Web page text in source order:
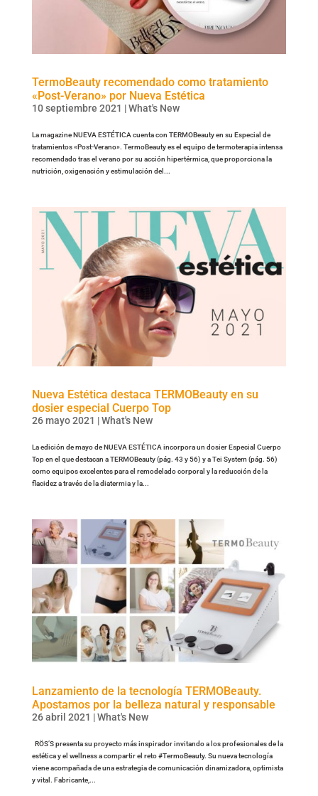
TermoBeauty recomendado como tratamiento
«Post-Verano» por Nueva Estética
10 septiembre 2021 |What's New
La magazine NUEVA ESTÉTICA cuenta con TERMOBeauty en su Especial de
tratamientos «Post-Verano». TermoBeauty es el equipo de termoterapia intensa
recomendado tras el verano por su acción hipertérmica, que proporciona la
nutrición, oxigenación y estimulación del...
Nueva Estética destaca TERMOBeauty en su
dosier especial Cuerpo Top
26 mayo 2021 |What's New
La edición de mayo de NUEVA ESTÉTICA incorpora un dosier Especial Cuerpo
Top en el que destacan a TERMOBeauty (pág. 43 y 56) y a Tei System (pág. 56)
como equipos excelentes para el remodelado corporal y la reducción de la
flacidez a través de la diatermia y la...
Lanzamiento de la tecnología TERMOBeauty.
Apostamos por la belleza natural y responsable
26 abril 2021 |What's New
RÖS’S presenta su proyecto más inspirador invitando a los profesionales de la
estética y el wellness a compartir el reto #TermoBeauty. Su nueva tecnología
viene acompañada de una estrategia de comunicación dinamizadora, optimista
y vital. Fabricante,...